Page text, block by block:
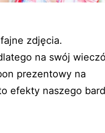
zdjęcia.
na swój
prezentowy na
efekty naszego